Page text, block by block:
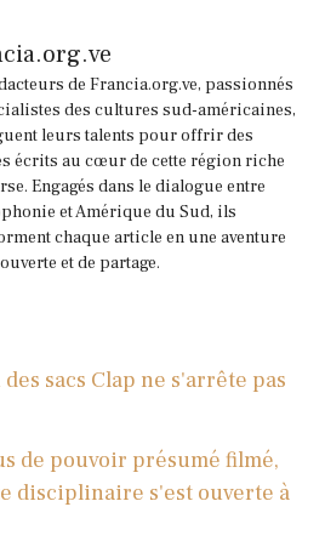
de Francia.org.ve, passionnés
des cultures sud-américaines,
leurs talents pour offrir des
écrits au cœur de cette région riche
Engagés dans le dialogue entre
et Amérique du Sud, ils
chaque article en une aventure
et de partage.
sacs Clap ne s'arrête pas
de pouvoir présumé filmé,
disciplinaire s'est ouverte à